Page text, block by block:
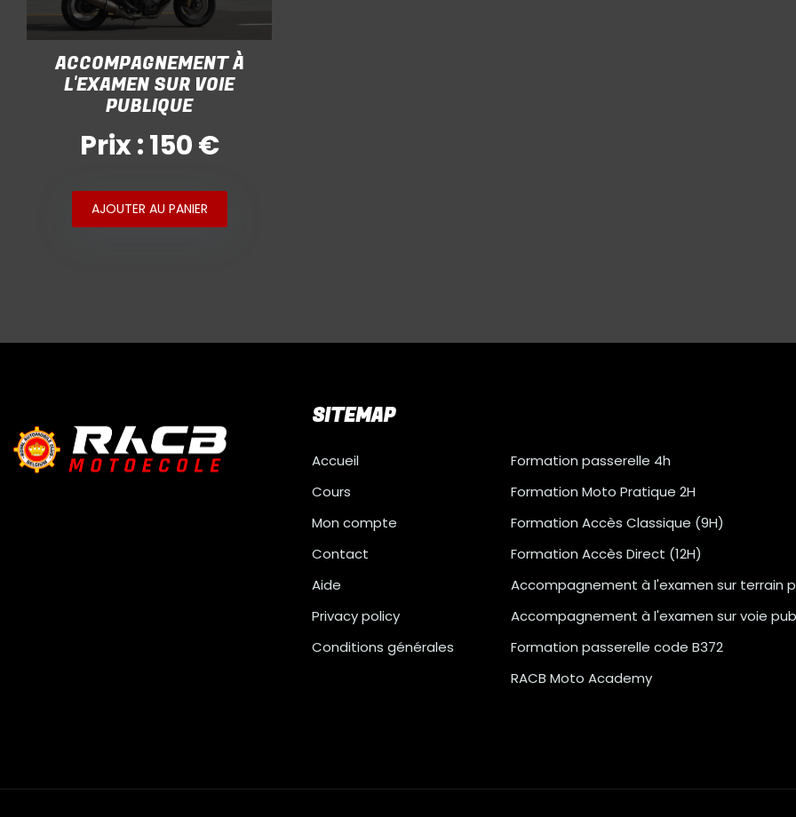
ACCOMPAGNEMENT À
L'EXAMEN SUR VOIE
PUBLIQUE
Prix : 150 €
AJOUTER AU PANIER
SITEMAP
Accueil
Cours
Mon compte
Contact
Aide
Privacy policy
Conditions générales
Formation passerelle 4h
Formation Moto Pratique 2H
Formation Accès Classique (9H)
Formation Accès Direct (12H)
Accompagnement à l'examen sur terrain
Accompagnement à l'examen sur voie
Formation passerelle code B372
RACB Moto Academy